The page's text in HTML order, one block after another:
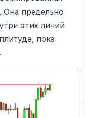
Она предельно
этих линий
пока